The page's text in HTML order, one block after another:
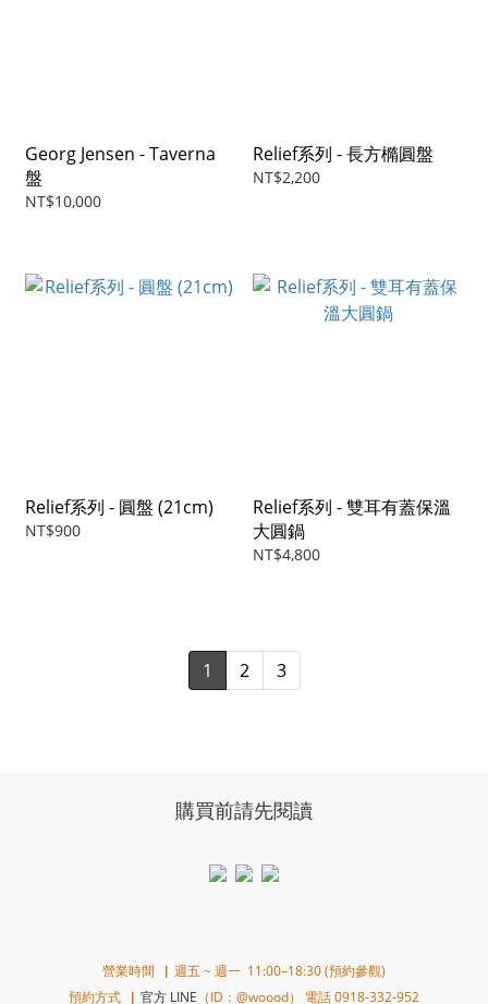
Georg Jensen - Taverna
盤
NT$10,000
Relief系列 - 長方橢圓盤
NT$2,200
Relief系列 - 圓盤 (21cm)
NT$900
Relief系列 - 雙耳有蓋保溫
大圓鍋
NT$4,800
1 2 3
購買前請先閱讀
營業時間▕ 週五 ~ 週一 11:00–18:30 (預約參觀)
預約方式▕ 官方 LINE （ID：@woood） 電話 0918-332-952